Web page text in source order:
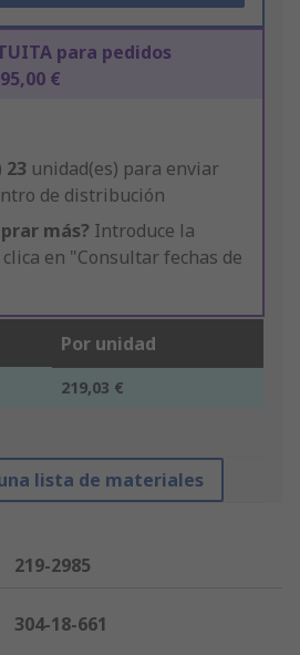
para pedidos
€
23 unidad(es) para enviar
de distribución
más? Introduce la
en "Consultar fechas de
Por unidad
219,03 €
lista de materiales
219-2985
304-18-661